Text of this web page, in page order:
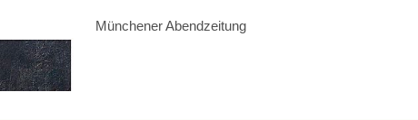
Münchener Abendzeitung